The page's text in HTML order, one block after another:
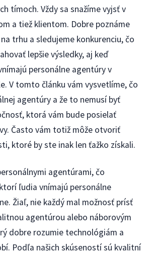
tímoch. Vždy sa snažíme vyjsť v
a tiež klientom. Dobre poznáme
trhu a sledujeme konkurenciu, čo
lepšie výsledky, aj keď
personálne agentúry v
V tomto článku vám vysvetlíme, čo
agentúry a že to nemusí byť
ktorá vám bude posielať
Často vám totiž môže otvoriť
ktoré by ste inak len ťažko získali.
agentúrami, čo
ľudia vnímajú personálne
Žiaľ, nie každý mal možnosť prísť
agentúrou alebo náborovým
dobre rozumie technológiám a
Podľa našich skúseností sú kvalitní